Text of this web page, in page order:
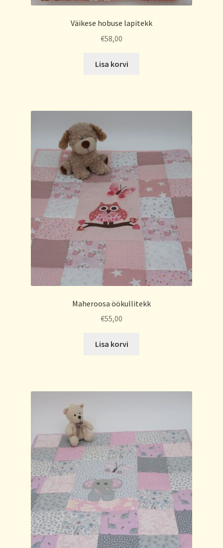
Väikese hobuse lapitekk
€58,00
Lisa korvi
Maheroosa öökullitekk
€55,00
Lisa korvi